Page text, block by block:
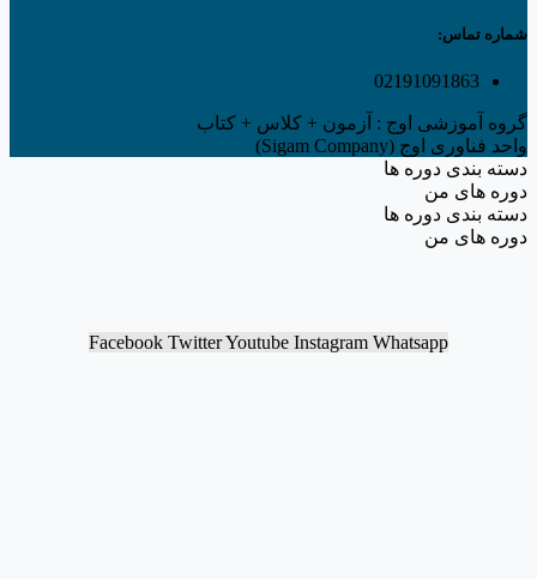
شماره تماس:
02191091863
گروه آموزشی اوج : آزمون + کلاس + کتاب
واحد فناوری اوج (Sigam Company)
دسته بندی دوره ها
دوره های من
دسته بندی دوره ها
دوره های من
Facebook TwitterYoutube Instagram Whatsapp